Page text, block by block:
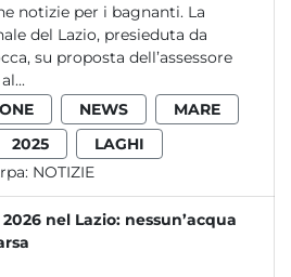
notizie per i bagnanti. La
del Lazio, presieduta da
su proposta dell’assessore
NEWS
MARE
2025
LAGHI
NOTIZIE
nel Lazio: nessun’acqua